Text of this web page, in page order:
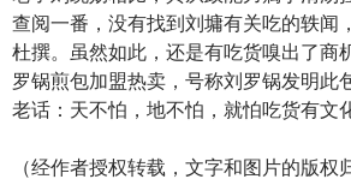
查阅一番，没有找到刘墉有关吃的轶闻
杜撰。虽然如此，还是有吃货嗅出了商
罗锅煎包加盟热卖，号称刘罗锅发明此
老话：天不怕，地不怕，就怕吃货有文
（经作者授权转载，文字和图片的版权